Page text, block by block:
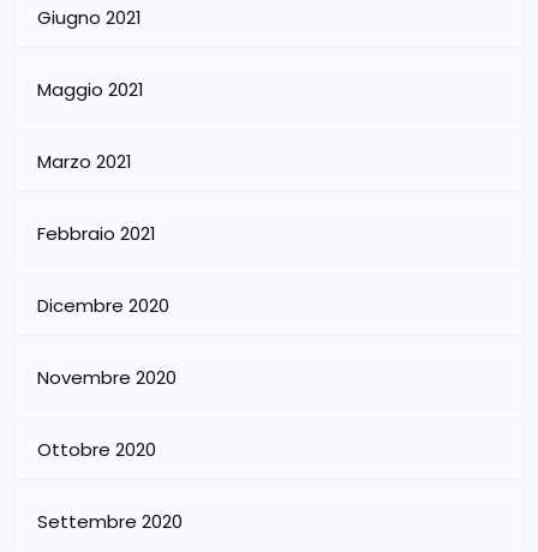
Giugno 2021
Maggio 2021
Marzo 2021
Febbraio 2021
Dicembre 2020
Novembre 2020
Ottobre 2020
Settembre 2020